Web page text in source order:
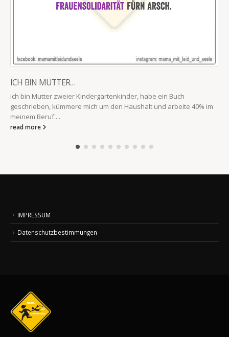
ICH BIN MUTTER…
Ich bin Mutter zweier Kindergartenkinder, habe ein Buch
geschrieben, kümmere mich um den Haushalt und arbeite 40% im
meinem Beruf....
read more
IMPRESSUM
Datenschutzbestimmungen